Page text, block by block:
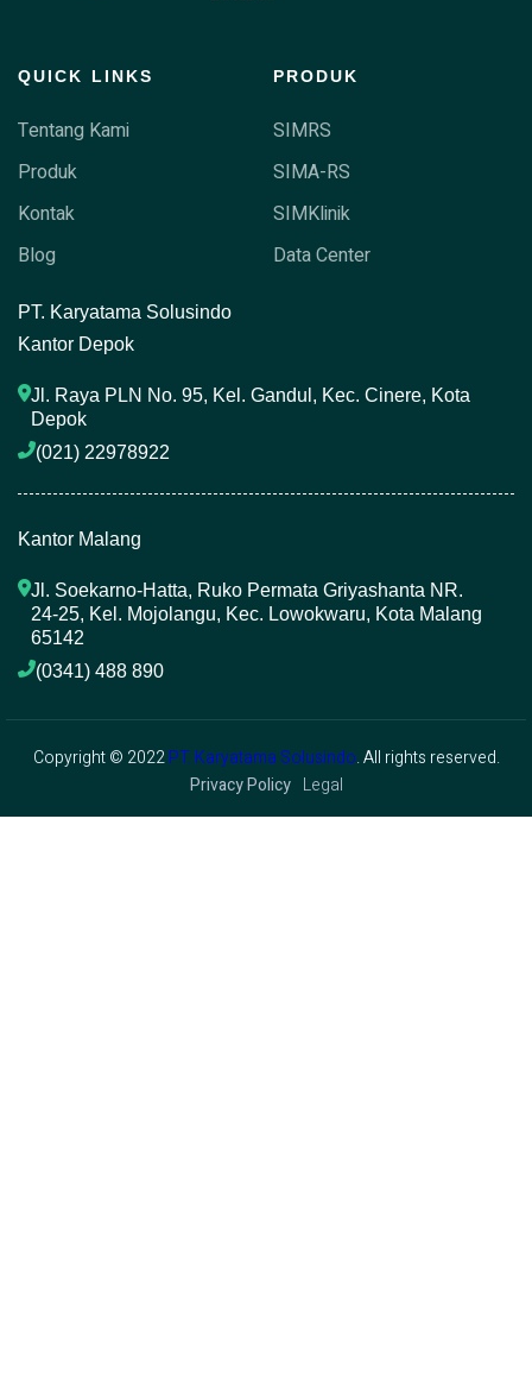
QUICK LINKS
Tentang Kami
Produk
Kontak
Blog
PRODUK
SIMRS
SIMA-RS
SIMKlinik
Data Center
PT. Karyatama Solusindo
Kantor Depok
Jl. Raya PLN No. 95, Kel. Gandul, Kec. Cinere, Kota
Depok
(021) 22978922
Kantor Malang
Jl. Soekarno-Hatta, Ruko Permata Griyashanta NR.
24-25, Kel. Mojolangu, Kec. Lowokwaru, Kota Malang
65142
(0341) 488 890
Copyright © 2022PT. Karyatama Solusindo. All rights reserved.
Privacy Policy Legal